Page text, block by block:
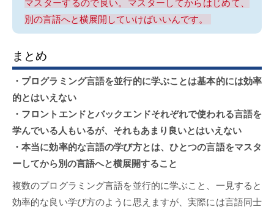
マスターするので良い。マスターしてからはじめて、
別の言語へと横展開していけばいいんです。
まとめ
・プログラミング言語を並行的に学ぶことは基本的には効率
的とはいえない
・フロントエンドとバックエンドそれぞれで使われる言語を
学んでいる人もいるが、それもあまり良いとはいえない
・本当に効率的な言語の学び方とは、ひとつの言語をマスタ
ーしてから別の言語へと横展開すること
複数のプログラミング言語を並行的に学ぶこと、一見すると
効率的な良い学び方のように思えますが、実際には言語同士